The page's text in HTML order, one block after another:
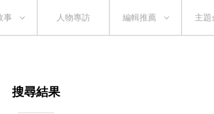
事 人物專訪 編輯推薦 主題
搜尋結果